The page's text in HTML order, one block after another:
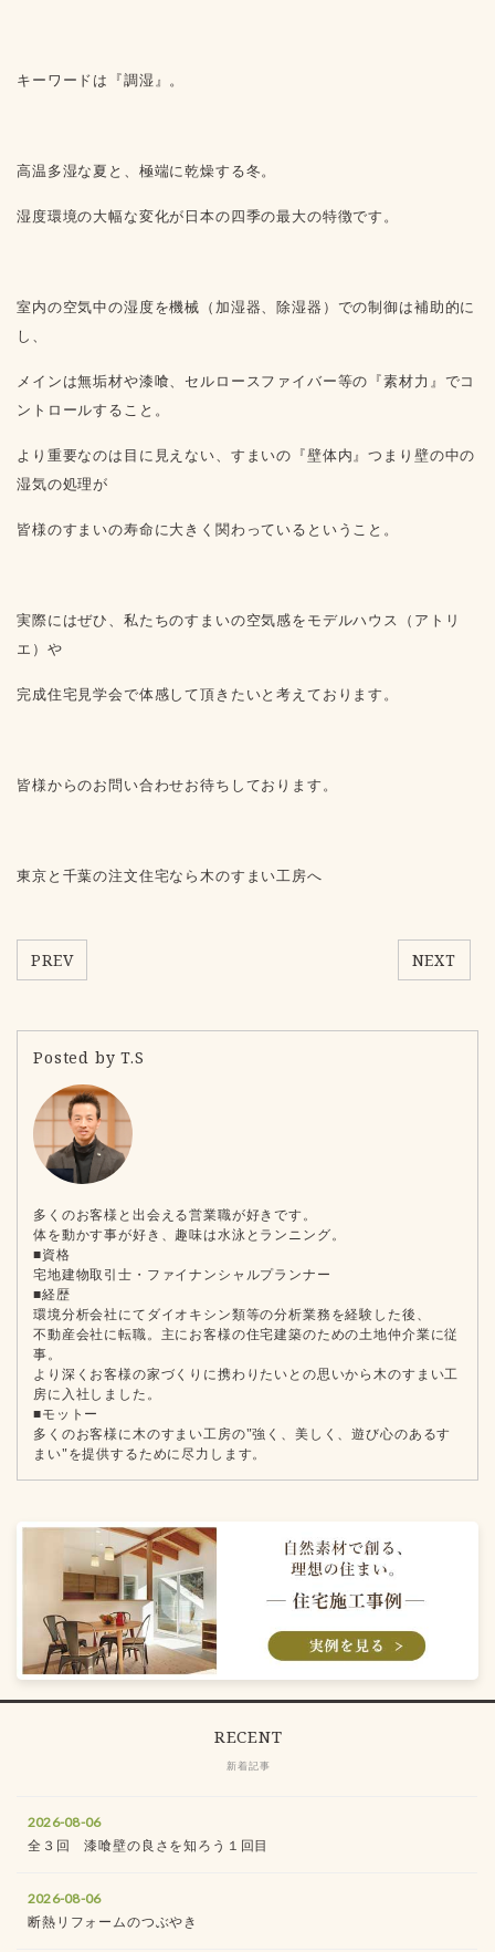
キーワードは『調湿』。
高温多湿な夏と、極端に乾燥する冬。
湿度環境の大幅な変化が日本の四季の最大の特徴です。
室内の空気中の湿度を機械（加湿器、除湿器）での制御は補助的に
し、
メインは無垢材や漆喰、セルロースファイバー等の 『素材力』 でコ
ントロールすること。
より重要なのは目に見えない、すまいの『壁体内』つまり壁の中の
湿気の処理が
皆様のすまいの寿命に大きく関わっているということ。
実際にはぜひ、私たちのすまいの空気感をモデルハウス（アトリ
エ）や
完成住宅見学会で体感して頂きたいと考えております。
皆様からのお問い合わせお待ちしております。
東京と千葉の注文住宅なら木のすまい工房へ
PREV NEXT
Posted by T.S
多くのお客様と出会える営業職が好きです。
体を動かす事が好き、趣味は水泳とランニング。
■資格
宅地建物取引士・ファイナンシャルプランナー
■経歴
環境分析会社にてダイオキシン類等の分析業務を経験した後、
不動産会社に転職。主にお客様の住宅建築のための土地仲介業に従
事。
より深くお客様の家づくりに携わりたいとの思いから木のすまい工
房に入社しました。
■モットー
多くのお客様に木のすまい工房の"強く、美しく、遊び心のあるす
まい"を提供するために尽力します。
RECENT
新着記事
2026-08-06
全３回 漆喰壁の良さを知ろう１回目
2026-08-06
断熱リフォームのつぶやき